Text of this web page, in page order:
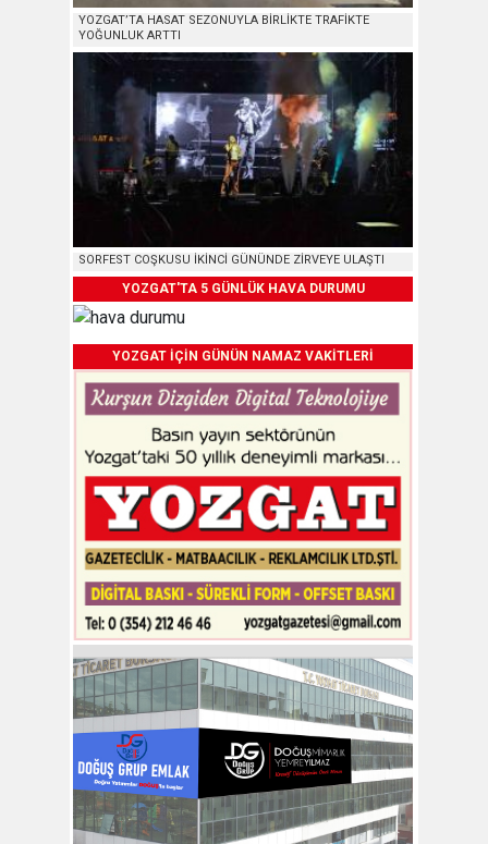
YOZGAT’TA HASAT SEZONUYLA BİRLİKTE TRAFİKTE
YOĞUNLUK ARTTI
SORFEST COŞKUSU İKİNCİ GÜNÜNDE ZİRVEYE ULAŞTI
YOZGAT'TA 5 GÜNLÜK HAVA DURUMU
YOZGAT İÇİN GÜNÜN NAMAZ VAKİTLERİ